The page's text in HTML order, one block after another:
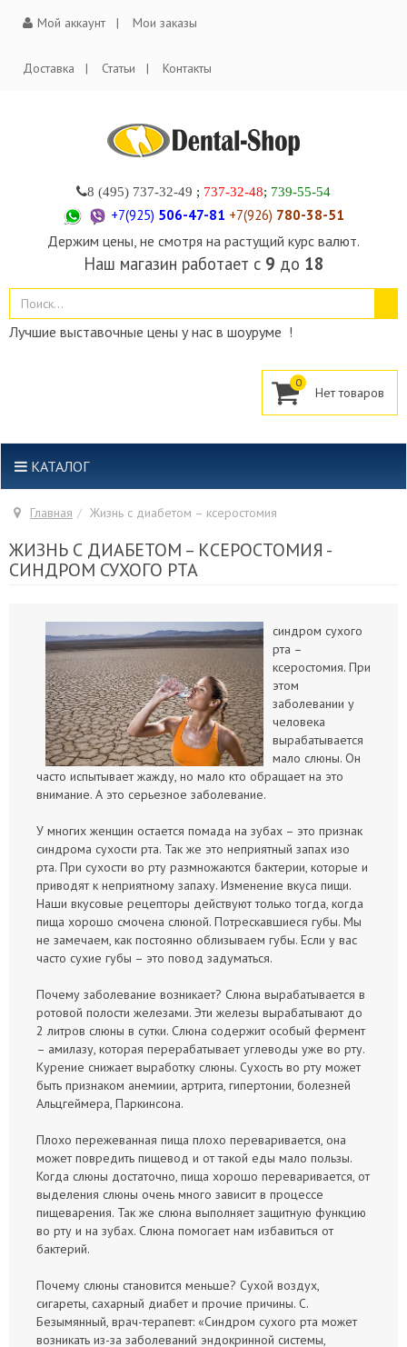
Мой аккаунт Мои заказы
Доставка Статьи Контакты
8 (495) 737-32-49 ; 737-32-48; 739-55-54
+7(925) 506-47-81 +7(926) 780-38-51
Держим цены, не смотря на растущий курс валют.
Наш магазин работает с 9 до 18
Лучшие выставочные цены у нас в шоуруме !
0
КАТАЛОГ
Главная Жизнь с диабетом – ксеростомия
ЖИЗНЬ С ДИАБЕТОМ – КСЕРОСТОМИЯ -
СИНДРОМ СУХОГО РТА
синдром сухого
рта –
ксеростомия. При
этом
заболевании у
человека
вырабатывается
мало слюны. Он
часто испытывает жажду, но мало кто обращает на это
внимание. А это серьезное заболевание.
У многих женщин остается помада на зубах – это признак
синдрома сухости рта. Так же это неприятный запах изо
рта. При сухости во рту размножаются бактерии, которые и
приводят к неприятному запаху. Изменение вкуса пищи.
Наши вкусовые рецепторы действуют только тогда, когда
пища хорошо смочена слюной. Потрескавшиеся губы. Мы
не замечаем, как постоянно облизываем губы. Если у вас
часто сухие губы – это повод задуматься.
Почему заболевание возникает? Слюна вырабатывается в
ротовой полости железами. Эти железы вырабатывают до
2 литров слюны в сутки. Слюна содержит особый фермент
– амилазу, которая перерабатывает углеводы уже во рту.
Курение снижает выработку слюны. Сухость во рту может
быть признаком анемиии, артрита, гипертонии, болезней
Альцгеймера, Паркинсона.
Плохо пережеванная пища плохо переваривается, она
может повредить пищевод и от такой еды мало пользы.
Когда слюны достаточно, пища хорошо переваривается, от
выделения слюны очень много зависит в процессе
пищеварения. Так же слюна выполняет защитную функцию
во рту и на зубах. Слюна помогает нам избавиться от
бактерий.
Почему слюны становится меньше? Сухой воздух,
сигареты, сахарный диабет и прочие причины. С.
Безымянный, врач-терапевт: «Синдром сухого рта может
возникать из-за заболеваний эндокринной системы,